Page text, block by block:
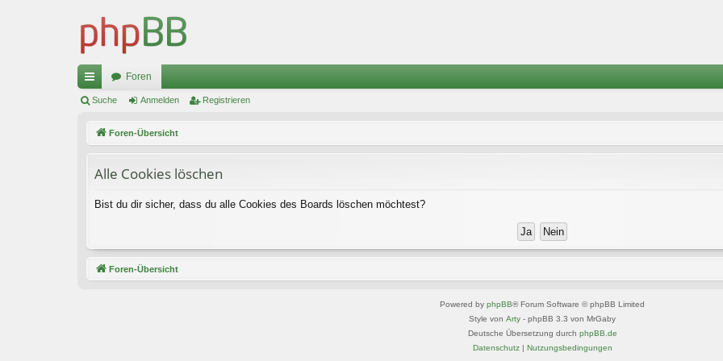
ch
Foren
Suche Anmelden Registrieren
Foren-Übersicht
Alle Cookies löschen
Bist du dir sicher, dass du alle Cookies des Boards löschen möchtest?
Foren-Übersicht
Powered by phpBB® Forum Software © phpBB Limited
Style von Arty - phpBB 3.3 von MrGaby
Deutsche Übersetzung durch phpBB.de
Datenschutz| Nutzungsbedingungen